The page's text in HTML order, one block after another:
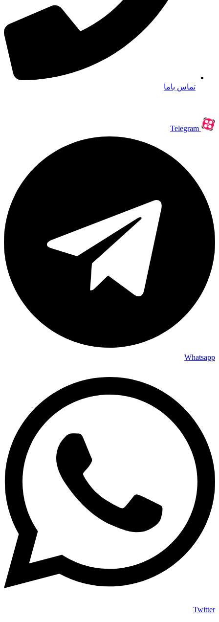
تماس باما
Telegram
Whatsapp
Twitter